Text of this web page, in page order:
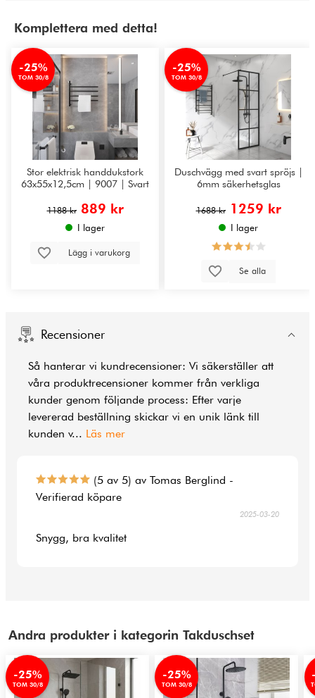
Komplettera med detta!
-25%
TOM 30/8
Stor elektrisk handdukstork
63x55x12,5cm | 9007 | Svart
1188 kr 889 kr
I lager
Lägg i varukorg
-25%
TOM 30/8
Duschvägg med svart spröjs |
6mm säkerhetsglas
1688 kr 1259 kr
I lager
Se alla
Recensioner
Så hanterar vi kundrecensioner: Vi säkerställer att
våra produktrecensioner kommer från verkliga
kunder genom följande process: Efter varje
levererad beställning skickar vi en unik länk till
kunden v... Läs mer
(5 av 5) av Tomas Berglind -
Verifierad köpare
2025-03-20
Snygg, bra kvalitet
Andra produkter i kategorin Takduschset
-25%
TOM 30/8
-25%
TOM 30/8